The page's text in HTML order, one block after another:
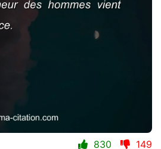
830 149